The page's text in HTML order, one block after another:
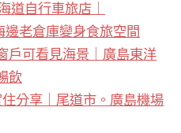
道自行車旅店｜
邊老倉庫變身食旅空間
戶可看見海景｜廣島東洋
飲
分享｜尾道市。廣島機場